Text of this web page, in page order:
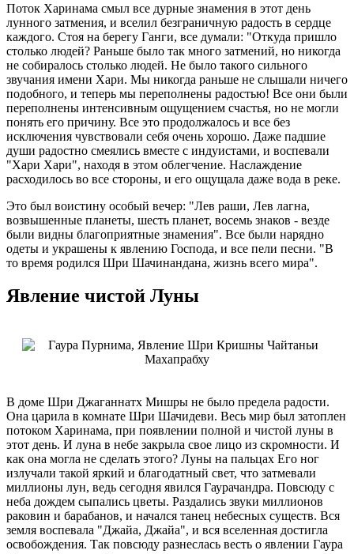
Поток Харинама смыл все дурные знамения в этот день
лунного затмения, и вселил безграничную радость в сердце
каждого. Стоя на берегу Ганги, все думали: "Откуда пришло
столько людей? Раньше было так много затмений, но никогда
не собиралось столько людей. Не было такого сильного
звучания имени Хари. Мы никогда раньше не слышали ничего
подобного, и теперь мы переполнены радостью! Все они были
переполнены интенсивным ощущением счастья, но не могли
понять его причину. Все это продолжалось и все без
исключения чувствовали себя очень хорошо. Даже падшие
души радостно смеялись вместе с индуистами, и воспевали
"Хари Хари", находя в этом облегчение. Наслаждение
расходилось во все стороны, и его ощущала даже вода в реке.
Это был воистину особый вечер: "Лев раши, Лев лагна,
возвышенные планеты, шесть планет, восемь знаков - везде
были видны благоприятные знамения". Все были нарядно
одеты и украшены к явлению Господа, и все пели песни. "В
то время родился Шри Шачинандана, жизнь всего мира".
Явление чистой Луны
В доме Шри Джаганнатх Мишры не было предела радости.
Она царила в комнате Шри Шачидеви. Весь мир был затоплен
потоком Харинама, при появлении полной и чистой луны в
этот день. И луна в небе закрыла свое лицо из скромности. И
как она могла не сделать этого? Луны на пальцах Его ног
излучали такой яркий и благодатный свет, что затмевали
миллионы лун, ведь сегодня явился Гаурачандра. Повсюду с
неба дождем сыпались цветы. Раздались звуки миллионов
раковин и барабанов, и начался танец небесных существ. Вся
земля воспевала "Джайа, Джайа", и вся вселенная достигла
освобождения. Так повсюду разнеслась весть о явлении Гаура